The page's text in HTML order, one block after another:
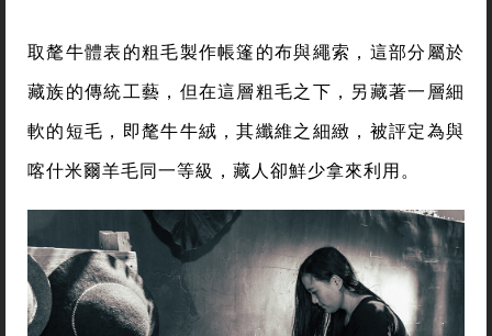
取氂牛體表的粗毛製作帳篷的布與繩索，這部分屬於
藏族的傳統工藝，但在這層粗毛之下，另藏著一層細
軟的短毛，即氂牛牛絨，其纖維之細緻，被評定為與
喀什米爾羊毛同一等級，藏人卻鮮少拿來利用。